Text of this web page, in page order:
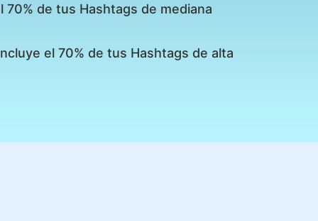
de tus Hashtags de mediana
el 70% de tus Hashtags de alta